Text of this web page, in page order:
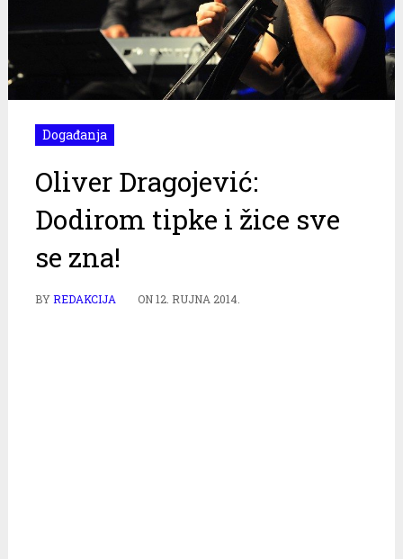
Događanja
Oliver Dragojević:
Dodirom tipke i žice sve
se zna!
BYREDAKCIJA ON12. RUJNA 2014.